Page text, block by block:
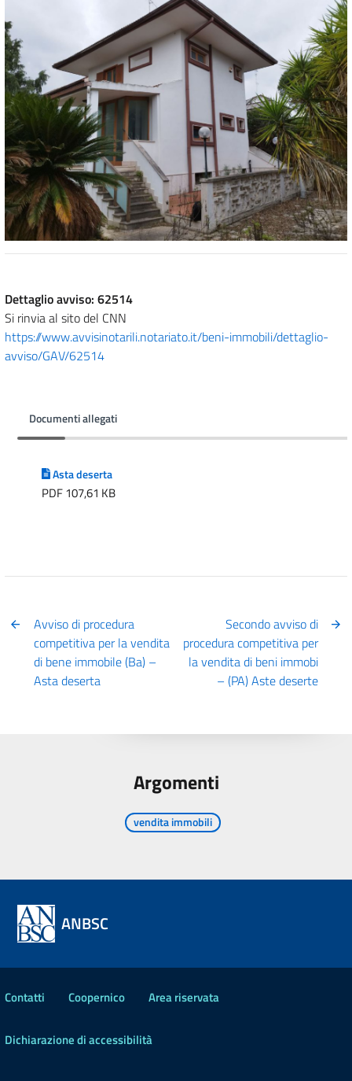
Dettaglio avviso: 62514
Si rinvia al sito del CNN
https://www.avvisinotarili.notariato.it/beni-immobili/dettaglio-
avviso/GAV/62514
Documenti allegati
Asta deserta
PDF 107,61 KB
Avviso di procedura
competitiva per la vendita
di bene immobile (Ba) –
Asta deserta
Secondo avviso di
procedura competitiva per
la vendita di beni immobi
– (PA) Aste deserte
Argomenti
vendita immobili
ANBSC
Contatti Coopernico Area riservata
Dichiarazione di accessibilità